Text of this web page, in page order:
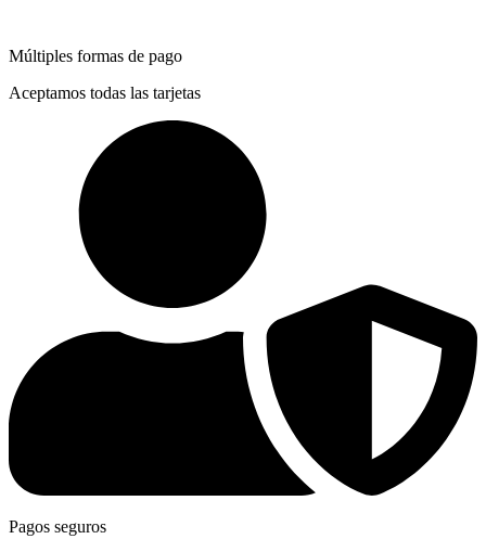
Múltiples formas de pago
Aceptamos todas las tarjetas
Pagos seguros